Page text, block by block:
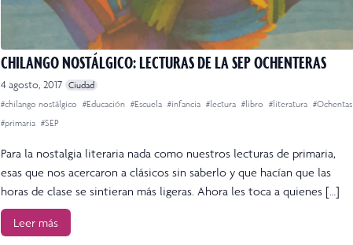
CHILANGO NOSTÁLGICO: LECTURAS DE LA SEP OCHENTERAS
4 agosto, 2017 Ciudad
#chilango nostálgico #Educación #Escuela #infancia #lectura #libro #literatura #Ochentas
#primaria #SEP
Para la nostalgia literaria nada como nuestros lecturas de primaria,
esas que nos acercaron a clásicos sin saberlo y que hacían que las
horas de clase se sintieran más ligeras. Ahora les toca a quienes […]
Leer más